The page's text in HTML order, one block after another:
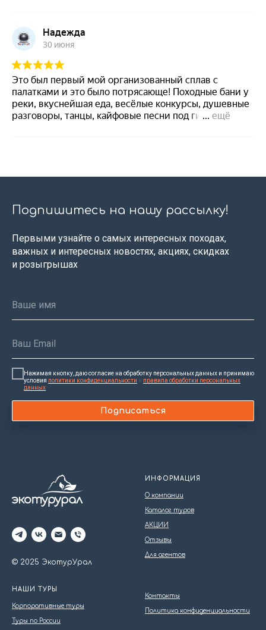
Подпишитесь на нашу рассылку!
Первыми узнайте о самых интересных походах,
важных и интересных новостях, акциях, скидках
и розыгрышах
Нажимая кнопку, даю согласие на обработку персональных данных и принимаю
условия политики конфиденциальности и правила обработки персональных
данных
Подписаться
© 2025 ЭкотурУрал
ИНФОРМАЦИЯ
О компании
Каталог туров
АКЦИИ
Отзывы
Для агентов
НАШИ ТУРЫ
Корпоративные туры
Туры по России
Контакты
Политика конфиденциальности